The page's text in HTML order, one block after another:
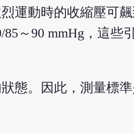
運動時的收縮壓可
～90 mmHg，這些
態。因此，測量標